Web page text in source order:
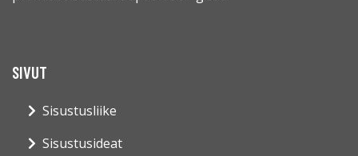
SIVUT
Sisustusliike
Sisustusideat